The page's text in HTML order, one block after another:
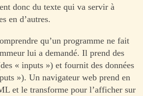
donc du texte qui va servir à
en d’autres.
qu’un programme ne fait
lui a demandé. Il prend des
« inputs ») et fournit des données
»). Un navigateur web prend en
et le transforme pour l’afficher sur